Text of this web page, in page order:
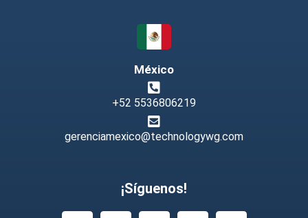
México
+52 5536806219
gerenciamexico@technologywg.com
¡Síguenos!